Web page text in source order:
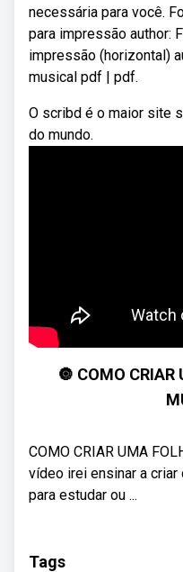
necessária para você.
para impressão author:
impressão (horizontal)
musical pdf | pdf.
O scribd é o maior site
do mundo.
🔘 COMO CRIAR
COMO CRIAR UMA
vídeo irei ensinar a
para estudar ou ...
Tags